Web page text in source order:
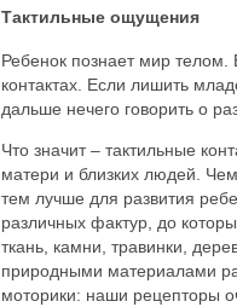
Тактильные ощущения
Ребенок познает мир
контактах. Если лишить
дальше нечего говорить о
Что значит – тактильные
матери и близких людей.
тем лучше для развития
различных фактур, до
ткань, камни, травинки,
природными материалами
моторики: наши рецепторы